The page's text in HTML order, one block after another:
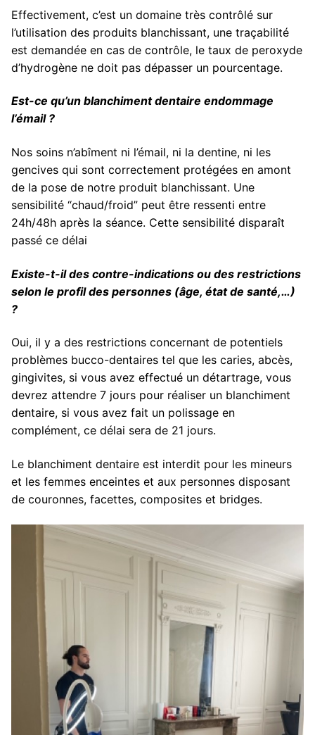
Effectivement, c’est un domaine très contrôlé sur
l’utilisation des produits blanchissant, une traçabilité
est demandée en cas de contrôle, le taux de peroxyde
d’hydrogène ne doit pas dépasser un pourcentage.
Est-ce qu’un blanchiment dentaire endommage
l’émail ?
Nos soins n’abîment ni l’émail, ni la dentine, ni les
gencives qui sont correctement protégées en amont
de la pose de notre produit blanchissant. Une
sensibilité “chaud/froid” peut être ressenti entre
24h/48h après la séance. Cette sensibilité disparaît
passé ce délai
Existe-t-il des contre-indications ou des restrictions
selon le profil des personnes (âge, état de santé,…)
?
Oui, il y a des restrictions concernant de potentiels
problèmes bucco-dentaires tel que les caries, abcès,
gingivites, si vous avez effectué un détartrage, vous
devrez attendre 7 jours pour réaliser un blanchiment
dentaire, si vous avez fait un polissage en
complément, ce délai sera de 21 jours.
Le blanchiment dentaire est interdit pour les mineurs
et les femmes enceintes et aux personnes disposant
de couronnes, facettes, composites et bridges.